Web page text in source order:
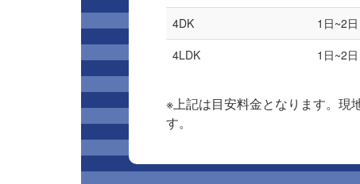
4DK
1日~2日
4LDK
1日~2日
※上記は目安料金となります。現
す。